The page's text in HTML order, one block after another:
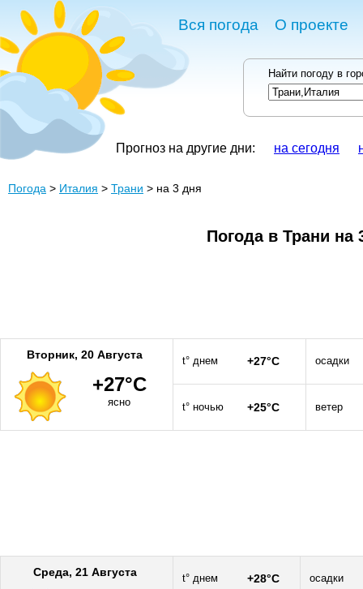
Вся погода О проекте
Найти погоду в
Прогноз на другие дни: на сегодня
Погода > Италия > Трани > на 3 дня
Погода в Трани на
Вторник, 20 Августа
+27°C
ясно
t° днем +27°C осадки
t° ночью +25°C ветер
Среда, 21 Августа t° днем +28°C осадки